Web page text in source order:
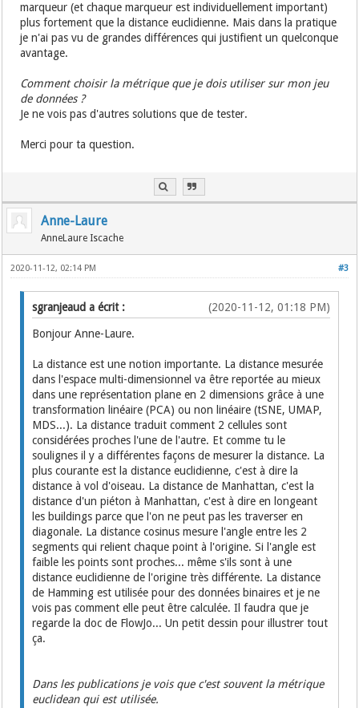
marqueur (et chaque marqueur est individuellement important)
plus fortement que la distance euclidienne. Mais dans la pratique
je n'ai pas vu de grandes différences qui justifient un quelconque
avantage.
Comment choisir la métrique que je dois utiliser sur mon jeu
de données ?
Je ne vois pas d'autres solutions que de tester.
Merci pour ta question.
Anne-Laure
AnneLaure Iscache
#3
2020-11-12, 02:14 PM
(2020-11-12, 01:18 PM)
sgranjeaud a écrit :
Bonjour Anne-Laure.
La distance est une notion importante. La distance mesurée
dans l'espace multi-dimensionnel va être reportée au mieux
dans une représentation plane en 2 dimensions grâce à une
transformation linéaire (PCA) ou non linéaire (tSNE, UMAP,
MDS...). La distance traduit comment 2 cellules sont
considérées proches l'une de l'autre. Et comme tu le
soulignes il y a différentes façons de mesurer la distance. La
plus courante est la distance euclidienne, c'est à dire la
distance à vol d'oiseau. La distance de Manhattan, c'est la
distance d'un piéton à Manhattan, c'est à dire en longeant
les buildings parce que l'on ne peut pas les traverser en
diagonale. La distance cosinus mesure l'angle entre les 2
segments qui relient chaque point à l'origine. Si l'angle est
faible les points sont proches... même s'ils sont à une
distance euclidienne de l'origine très différente. La distance
de Hamming est utilisée pour des données binaires et je ne
vois pas comment elle peut être calculée. Il faudra que je
regarde la doc de FlowJo... Un petit dessin pour illustrer tout
ça.
Dans les publications je vois que c'est souvent la métrique
euclidean qui est utilisée.